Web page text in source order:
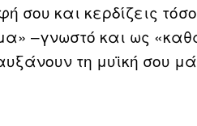
σου και κερδίζεις
–γνωστό και ως
τη μυϊκή σου